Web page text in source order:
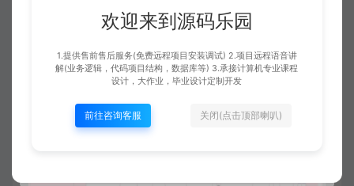
欢迎来到源码乐园
1.提供售前售后服务(免费远程项目安装调试) 2.项目远程语音讲
解(业务逻辑，代码项目结构，数据库等) 3.承接计算机专业课程
设计，大作业，毕业设计定制开发
前往咨询客服 关闭(点击顶部喇叭)